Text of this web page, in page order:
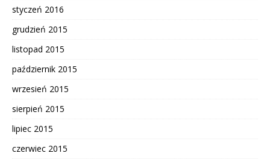
styczeń 2016
grudzień 2015
listopad 2015
październik 2015
wrzesień 2015
sierpień 2015
lipiec 2015
czerwiec 2015